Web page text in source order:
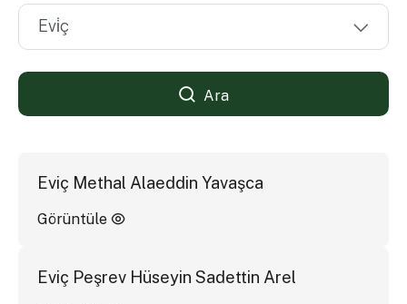
Ara
Eviç Methal Alaeddin Yavaşca
Görüntüle
Eviç Peşrev Hüseyin Sadettin Arel